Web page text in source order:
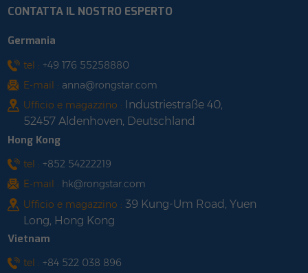
CONTATTA IL NOSTRO ESPERTO
Germania
tel : +49 176 55258880
E-mail : anna@rongstar.com
Ufficio e magazzino :
Industriestraße 40,
52457 Aldenhoven, Deutschland
Hong Kong
tel : +852 54222219
E-mail : hk@rongstar.com
Ufficio e magazzino : 39 Kung-Um Road, Yuen
Long, Hong Kong
Vietnam
tel : +84 522 038 896